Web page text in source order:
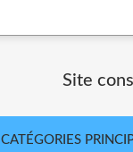
Site
CATÉGORIES